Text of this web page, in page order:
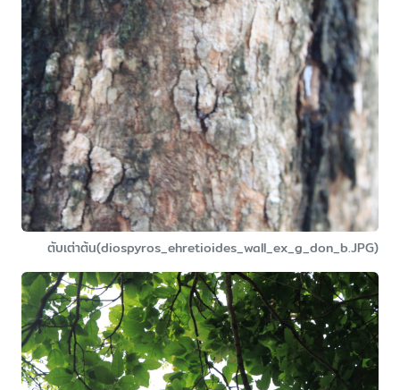
ตับเต่าต้น(diospyros_ehretioides_wall_ex_g_don_b.JPG)